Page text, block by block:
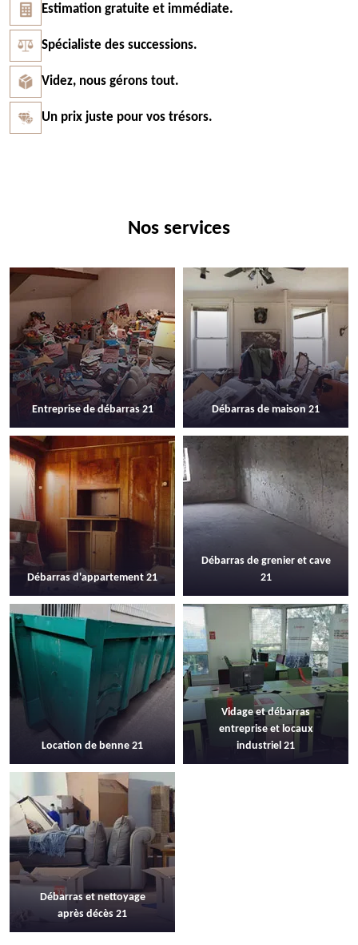
Estimation gratuite et immédiate.
Spécialiste des successions.
Videz, nous gérons tout.
Un prix juste pour vos trésors.
Nos services
Entreprise de débarras 21 Débarras de maison 21
Débarras d'appartement 21
Débarras de grenier et cave
21
Location de benne 21
Vidage et débarras
entreprise et locaux
industriel 21
Débarras et nettoyage
après décès 21